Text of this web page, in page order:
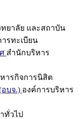
ยาลัย และสถาบัน
รทะเบียน
สำนักบริหาร
ารกิจการนิสิต
บจ.) องค์การบริหาร
ทั่วไป